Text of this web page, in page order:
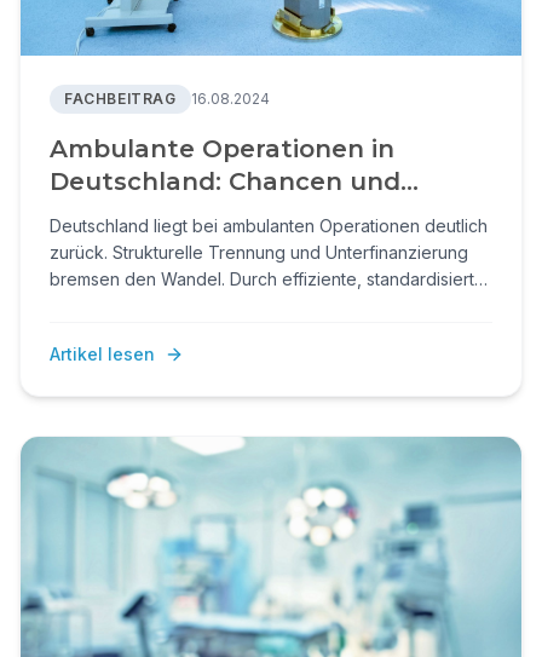
FACHBEITRAG 16.08.2024
Ambulante Operationen in
Deutschland: Chancen und
Herausforderungen für Kliniken
Deutschland liegt bei ambulanten Operationen deutlich
zurück. Strukturelle Trennung und Unterfinanzierung
bremsen den Wandel. Durch effiziente, standardisierte
Artikel lesen